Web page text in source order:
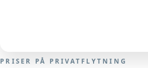
PRISER PÅ PRIVATFLYTNING